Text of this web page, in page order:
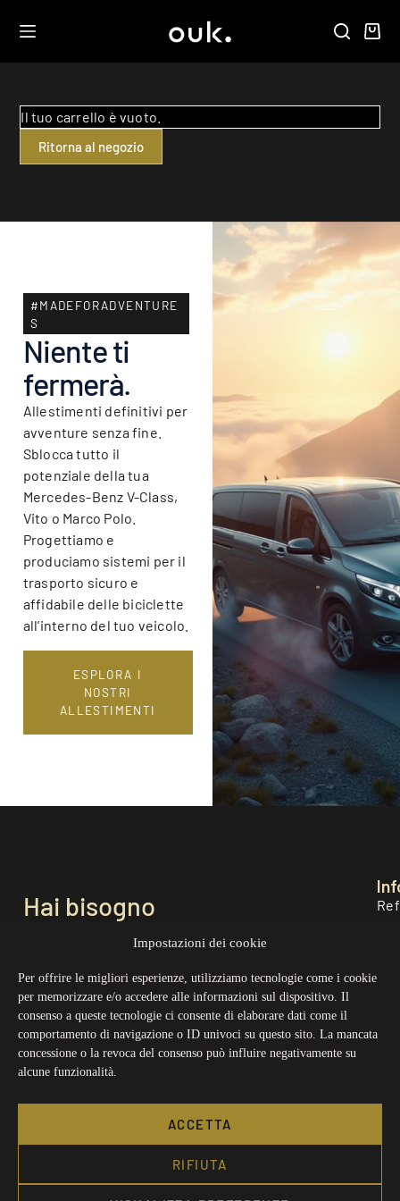
Impostazioni dei cookie
Per offrire le migliori esperienze, utilizziamo tecnologie come i cookie
per memorizzare e/o accedere alle informazioni sul dispositivo. Il
consenso a queste tecnologie ci consente di elaborare dati come il
comportamento di navigazione o ID univoci su questo sito. La mancata
concessione o la revoca del consenso può influire negativamente su
alcune funzionalità.
ACCETTA
RIFIUTA
Il tuo carrello è vuoto.
Ritorna al negozio
#MADEFORADVENTURE
S
Niente ti
fermerà.
Allestimenti definitivi per
avventure senza fine.
Sblocca tutto il
potenziale della tua
Mercedes-Benz V-Class,
Vito o Marco Polo.
Progettiamo e
produciamo sistemi per il
trasporto sicuro e
affidabile delle biciclette
all’interno del tuo veicolo.
ESPLORA I
NOSTRI
ALLESTIMENTI
Hai bisogno
+420 775 135 620
info@ouk.cz
Si prega di notare: offriamo assistenza telefonica in inglese e
ceco.
(Lun - Ven 9 - 16:00)
Tutti i contatti